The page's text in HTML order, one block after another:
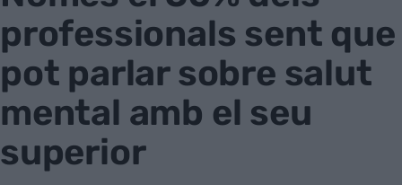
professionals sent que
pot parlar sobre salut
mental amb el seu
superior